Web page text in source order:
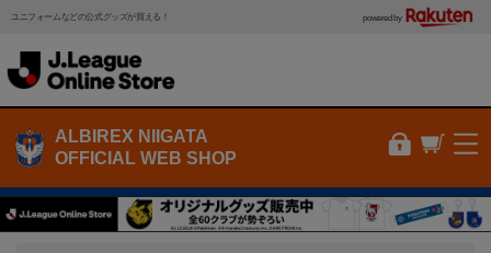
ユニフォームなどの公式グッズが買える！ powered by
ALBIREX NIIGATA
OFFICIAL WEB SHOP